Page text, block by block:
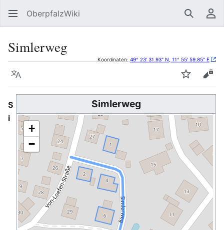
OberpfalzWiki Suchen
Simlerweg
Sprache
Koordinaten: 49° 23' 31.93" N, 11° 55' 59.85" E
Simlerweg
+
−
S
i